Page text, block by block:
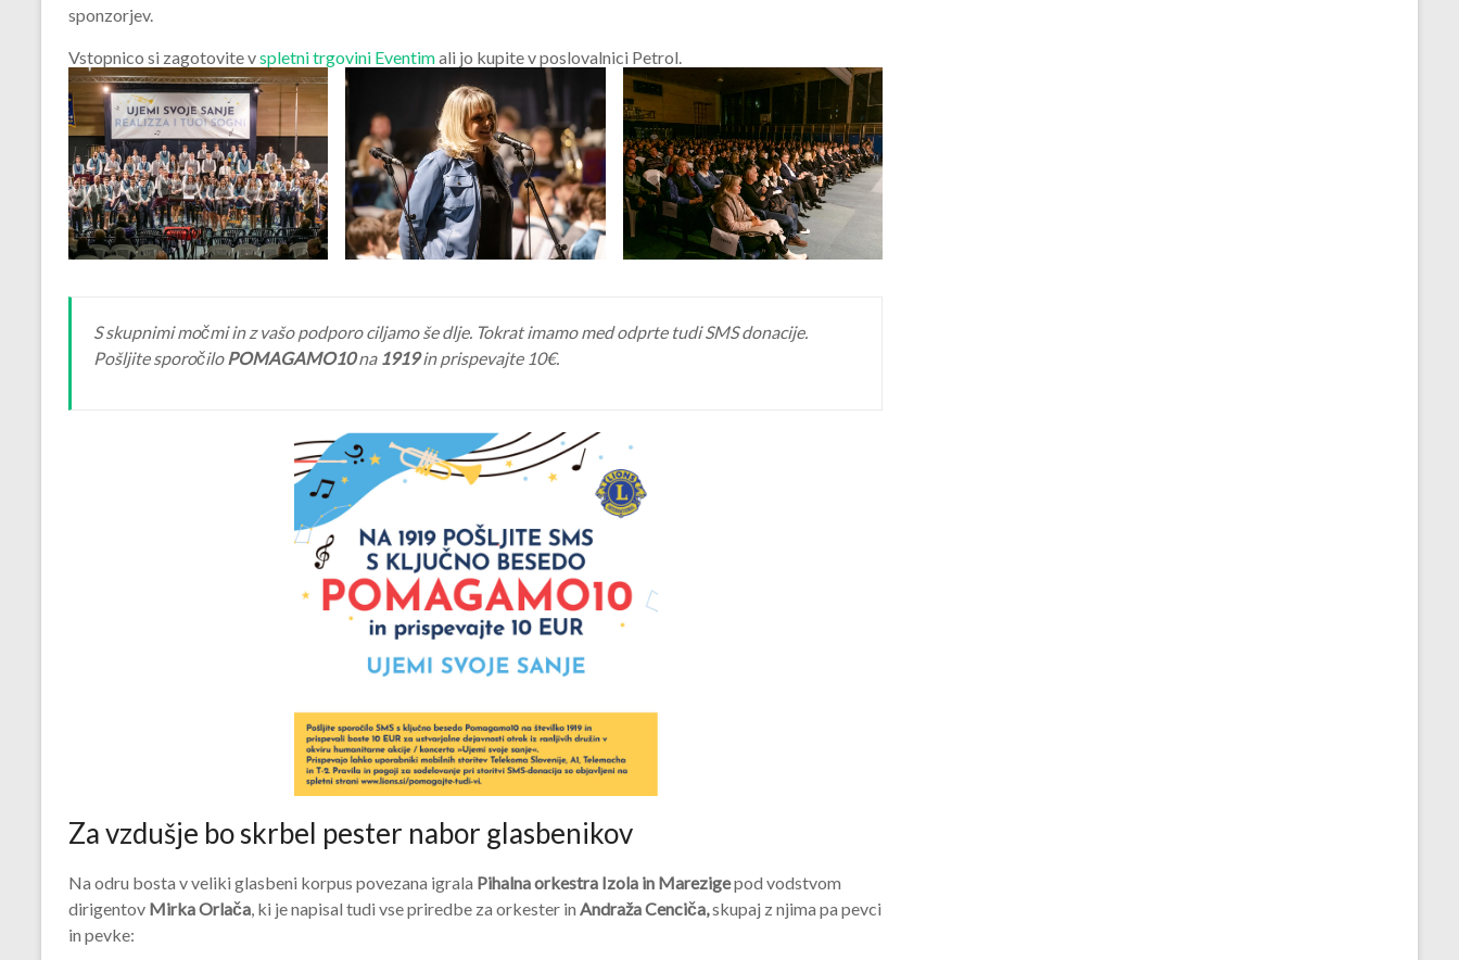
sponzorjev.
Vstopnico si zagotovite vspletni trgovini Eventimali jo kupite v poslovalnici Petrol.
S skupnimi močmi in z vašo podporo ciljamo še dlje. Tokrat imamo med odprte tudi SMS donacije.
Pošljite sporočiloPOMAGAMO10na 1919in prispevajte 10€.
Za vzdušje bo skrbel pester nabor glasbenikov
Na odru bosta v veliki glasbeni korpus povezana igrala Pihalna orkestra Izola in Marezigepod vodstvom
dirigentov Mirka Orlača, ki je napisal tudi vse priredbe za orkester in Andraža Cenciča,skupaj z njima pa pevci
in pevke: